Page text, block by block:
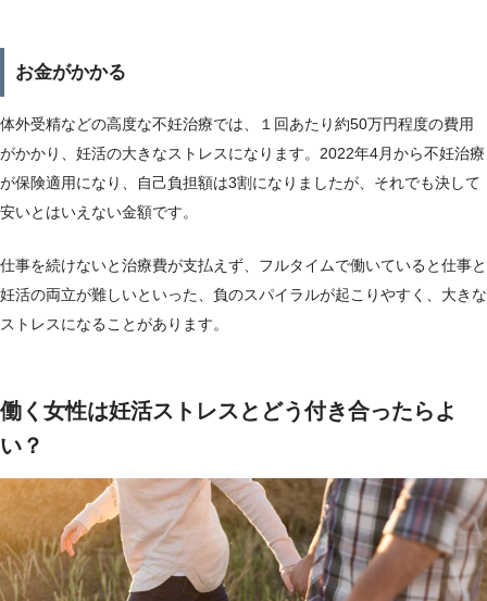
お金がかかる
体外受精などの高度な不妊治療では、１回あたり約50万円程度の費用
がかかり、妊活の大きなストレスになります。2022年4月から不妊治療
が保険適用になり、自己負担額は3割になりましたが、それでも決して
安いとはいえない金額です。
仕事を続けないと治療費が支払えず、フルタイムで働いていると仕事と
妊活の両立が難しいといった、負のスパイラルが起こりやすく、大きな
ストレスになることがあります。
働く女性は妊活ストレスとどう付き合ったらよ
い？